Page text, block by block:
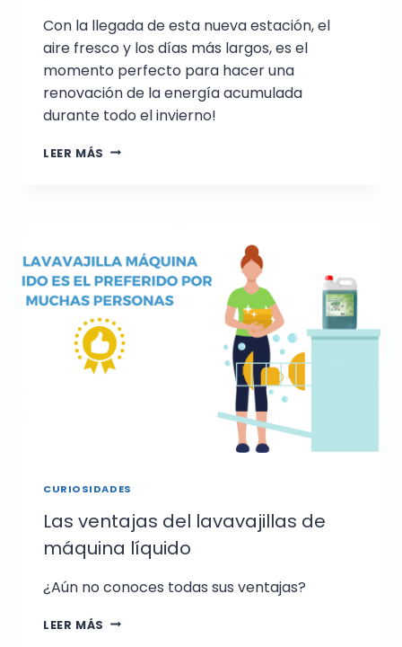
Con la llegada de esta nueva estación, el
aire fresco y los días más largos, es el
momento perfecto para hacer una
renovación de la energía acumulada
durante todo el invierno!
LEER MÁS
CURIOSIDADES
Las ventajas del lavavajillas de
máquina líquido​
¿Aún no conoces todas sus ventajas?
LEER MÁS